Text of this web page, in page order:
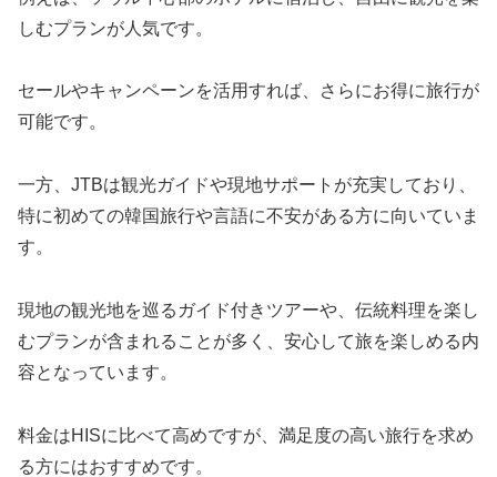
しむプランが人気です。
セールやキャンペーンを活用すれば、さらにお得に旅行が
可能です。
一方、JTBは観光ガイドや現地サポートが充実しており、
特に初めての韓国旅行や言語に不安がある方に向いていま
す。
現地の観光地を巡るガイド付きツアーや、伝統料理を楽し
むプランが含まれることが多く、安心して旅を楽しめる内
容となっています。
料金はHISに比べて高めですが、満足度の高い旅行を求め
る方にはおすすめです。